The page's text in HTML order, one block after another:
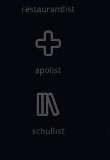
restaurantlist
apolist
schullist